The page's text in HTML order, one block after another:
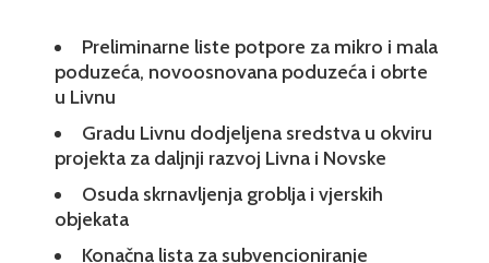
Preliminarne liste potpore za mikro i mala
poduzeća, novoosnovana poduzeća i obrte
u Livnu
Gradu Livnu dodjeljena sredstva u okviru
projekta za daljnji razvoj Livna i Novske
Osuda skrnavljenja groblja i vjerskih
objekata
Konačna lista za subvencioniranje